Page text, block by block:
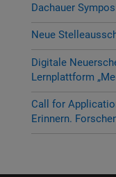
Dachauer
Neue
Digitale
Lernplattform
Call for
Erinnern.